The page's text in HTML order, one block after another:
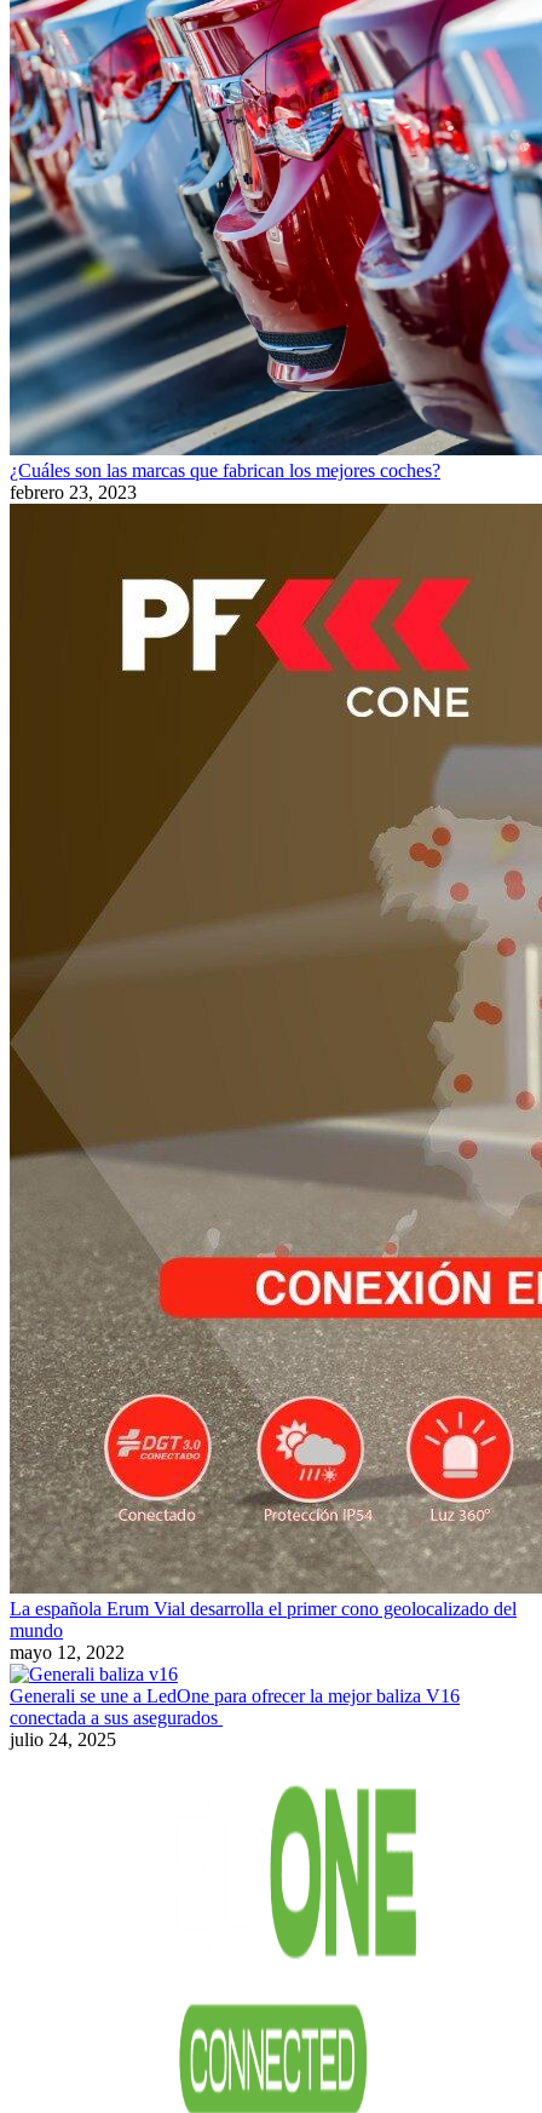
¿Cuáles son las marcas que fabrican los mejores coches?
febrero 23, 2023
La española Erum Vial desarrolla el primer cono geolocalizado del
mundo
mayo 12, 2022
Generali se une a LedOne para ofrecer la mejor baliza V16
conectada a sus asegurados
julio 24, 2025